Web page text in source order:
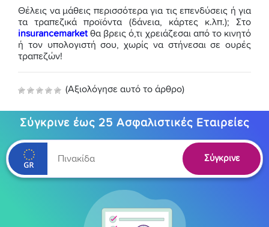
Θέλεις να μάθεις περισσότερα για τις επενδύσεις ή για
τα τραπεζικά προϊόντα (δάνεια, κάρτες κ.λπ.); Στο
insurancemarket θα βρεις ό,τι χρειάζεσαι από το κινητό
ή τον υπολογιστή σου, χωρίς να στήνεσαι σε ουρές
τραπεζών!
(Αξιολόγησε αυτό το άρθρο)
Σύγκρινε έως 25 Ασφαλιστικές Εταιρείες
Σύγκρινε